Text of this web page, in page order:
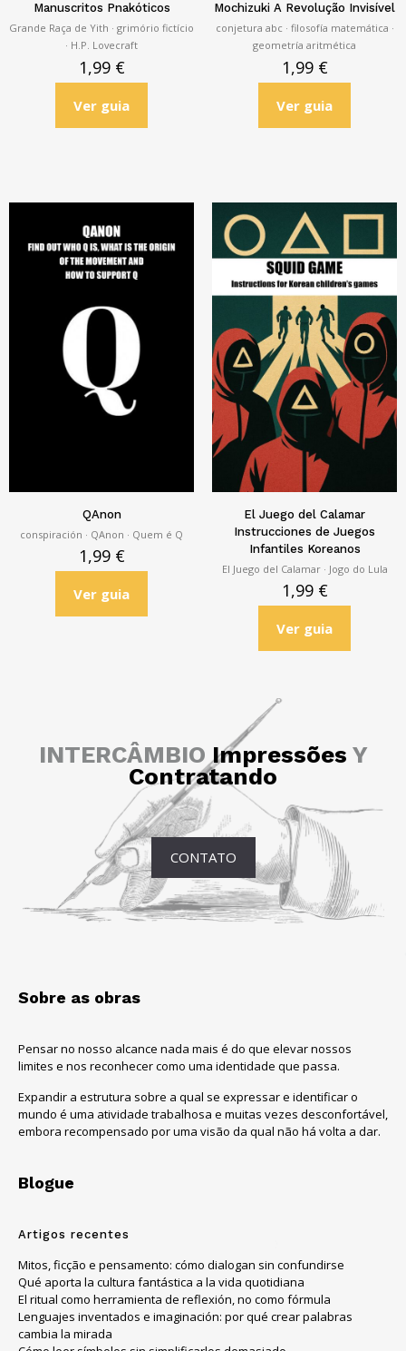
Manuscritos Pnakóticos
Grande Raça de Yith · grimório fictício
· H.P. Lovecraft
1,99 €
Ver guia
Mochizuki A Revolução Invisível
conjetura abc · filosofía matemática ·
geometría aritmética
1,99 €
Ver guia
QAnon
conspiración · QAnon · Quem é Q
1,99 €
Ver guia
El Juego del Calamar
Instrucciones de Juegos
Infantiles Koreanos
El Juego del Calamar · Jogo do Lula
1,99 €
Ver guia
INTERCÂMBIOImpressões Y
Contratando
CONTATO
Sobre as obras
Pensar no nosso alcance nada mais é do que elevar nossos
limites e nos reconhecer como uma identidade que passa.
Expandir a estrutura sobre a qual se expressar e identificar o
mundo é uma atividade trabalhosa e muitas vezes desconfortável,
embora recompensado por uma visão da qual não há volta a dar.
Blogue
Artigos recentes
Mitos, ficção e pensamento: cómo dialogan sin confundirse
Qué aporta la cultura fantástica a la vida quotidiana
El ritual como herramienta de reflexión, no como fórmula
Lenguajes inventados e imaginación: por qué crear palabras
cambia la mirada